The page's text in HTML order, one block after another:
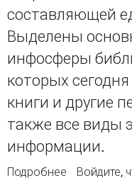
составляющей
Выделены
инфосферы
которых
книги и другие
также все виды
информации.
Подробнее о Роль и
Войдите,